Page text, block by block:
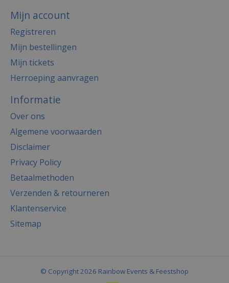
Mijn account
Registreren
Mijn bestellingen
Mijn tickets
Herroeping aanvragen
Informatie
Over ons
Algemene voorwaarden
Disclaimer
Privacy Policy
Betaalmethoden
Verzenden & retourneren
Klantenservice
Sitemap
© Copyright 2026 Rainbow Events & Feestshop